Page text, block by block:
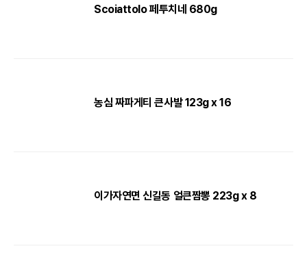
Scoiattolo 페투치네 680g
농심 짜파게티 큰사발 123g x 16
이가자연면 신길동 얼큰짬뽕 223g x 8